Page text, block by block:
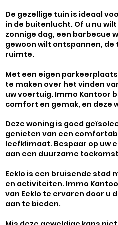
De gezellige tuin is ideaal
in de buitenlucht. Of u nu
zonnige dag, een barbecue
gewoon wilt ontspannen,
ruimte.
Met een eigen
te maken over het vinden
uw voertuig. Immo Kantoor
comfort en gemak, en deze
Deze woning is goed
genieten van een
leefklimaat. Bespaar op uw
aan een duurzame
Eeklo is een bruisende stad
en activiteiten. Immo
van Eeklo te ervaren door u
aan te bieden.